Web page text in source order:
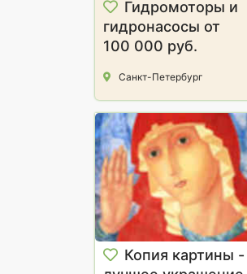
Гидромоторы и
гидронасосы от
производителя
100 000 руб.
Санкт-Петербург
Копия картины -